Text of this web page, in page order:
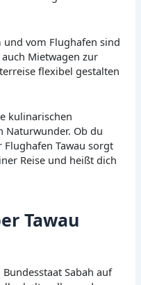
vom Flughafen sind
Mietwagen zur
flexibel gestalten
kulinarischen
Naturwunder. Ob du
Tawau sorgt
Reise und heißt dich
Tawau
Sabah auf